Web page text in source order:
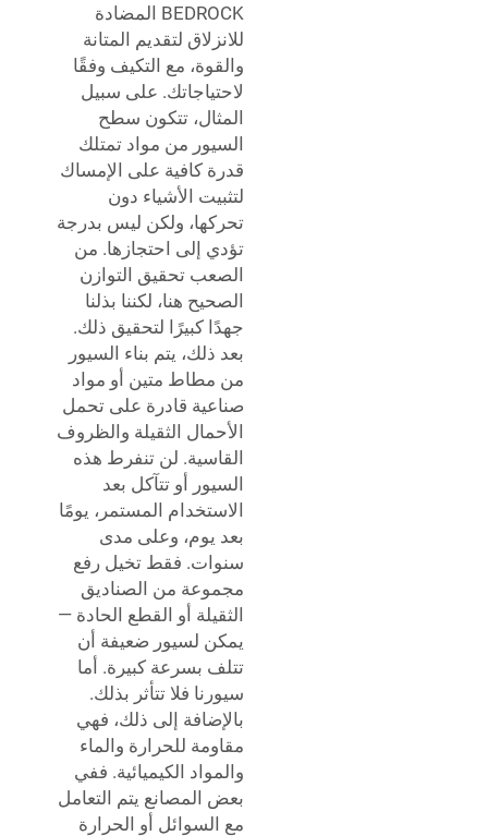
BEDROCK المضادة
للانزلاق لتقديم المتانة
والقوة، مع التكيف وفقًا
لاحتياجاتك. على سبيل
المثال، تتكون سطح
السيور من مواد تمتلك
قدرة كافية على الإمساك
لتثبيت الأشياء دون
تحركها، ولكن ليس بدرجة
تؤدي إلى احتجازها. من
الصعب تحقيق التوازن
الصحيح هنا، لكننا بذلنا
جهدًا كبيرًا لتحقيق ذلك.
بعد ذلك، يتم بناء السيور
من مطاط متين أو مواد
صناعية قادرة على تحمل
الأحمال الثقيلة والظروف
القاسية. لن تنفرط هذه
السيور أو تتآكل بعد
الاستخدام المستمر، يومًا
بعد يوم، وعلى مدى
سنوات. فقط تخيل رفع
مجموعة من الصناديق
الثقيلة أو القطع الحادة —
يمكن لسيور ضعيفة أن
تتلف بسرعة كبيرة. أما
سيورنا فلا تتأثر بذلك.
بالإضافة إلى ذلك، فهي
مقاومة للحرارة والماء
والمواد الكيميائية. ففي
بعض المصانع يتم التعامل
مع السوائل أو الحرارة